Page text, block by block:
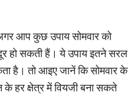
आप कुछ उपाय सोमवार को
हो सकती हैं। ये उपाय इतने सरल
है। तो आइए जानें कि सोमवार के
हर क्षेत्र में वियजी बना सकते